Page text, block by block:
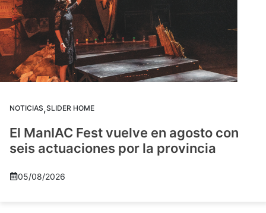
NOTICIAS,SLIDER HOME
El ManIAC Fest vuelve en agosto con
seis actuaciones por la provincia
05/08/2026